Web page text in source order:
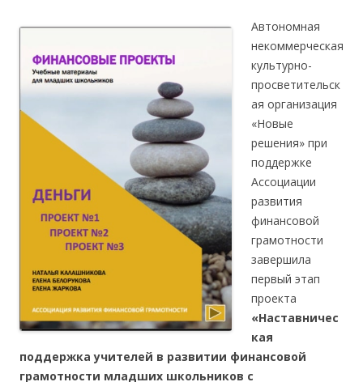
Автономная
некоммерческая
культурно-
просветительск
ая организация
«Новые
решения» при
поддержке
Ассоциации
развития
финансовой
грамотности
завершила
первый этап
проекта
«Наставничес
кая
поддержка учителей в развитии финансовой
грамотности младших школьников с